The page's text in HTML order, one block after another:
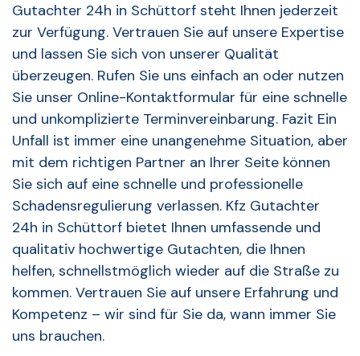
Gutachter 24h in Schüttorf steht Ihnen jederzeit
zur Verfügung. Vertrauen Sie auf unsere Expertise
und lassen Sie sich von unserer Qualität
überzeugen. Rufen Sie uns einfach an oder nutzen
Sie unser Online-Kontaktformular für eine schnelle
und unkomplizierte Terminvereinbarung. Fazit Ein
Unfall ist immer eine unangenehme Situation, aber
mit dem richtigen Partner an Ihrer Seite können
Sie sich auf eine schnelle und professionelle
Schadensregulierung verlassen. Kfz Gutachter
24h in Schüttorf bietet Ihnen umfassende und
qualitativ hochwertige Gutachten, die Ihnen
helfen, schnellstmöglich wieder auf die Straße zu
kommen. Vertrauen Sie auf unsere Erfahrung und
Kompetenz – wir sind für Sie da, wann immer Sie
uns brauchen.